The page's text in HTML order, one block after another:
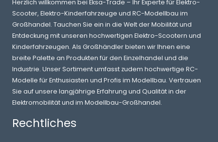
Herzlich willkommen bei Eksa-Trade – Ihr Experte für Elektro-
Scooter, Elektro-Kinderfahrzeuge und RC-Modellbau im
Großhandel. Tauchen Sie ein in die Welt der Mobilität und
Entdeckung mit unseren hochwertigen Elektro-Scootern und
Kinderfahrzeugen. Als Großhändler bieten wir Ihnen eine
breite Palette an Produkten für den Einzelhandel und die
Industrie. Unser Sortiment umfasst zudem hochwertige RC-
Modelle für Enthusiasten und Profis im Modellbau. Vertrauen
Sie auf unsere langjährige Erfahrung und Qualität in der
Elektromobilität und im Modellbau-Großhandel.
Rechtliches